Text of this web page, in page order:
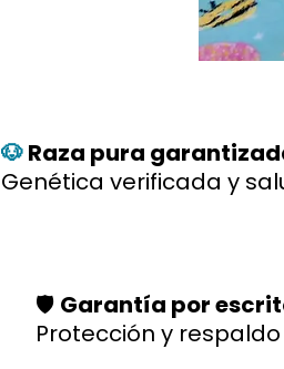
🐶Raza pura
Genética verificada y
🛡️ Garantía por
Protección y